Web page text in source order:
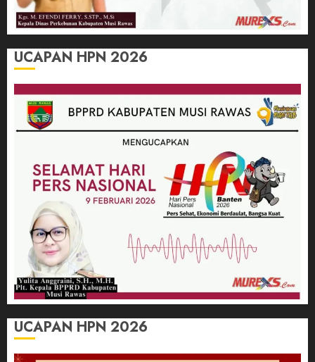
UCAPAN HPN 2026
UCAPAN HPN 2026